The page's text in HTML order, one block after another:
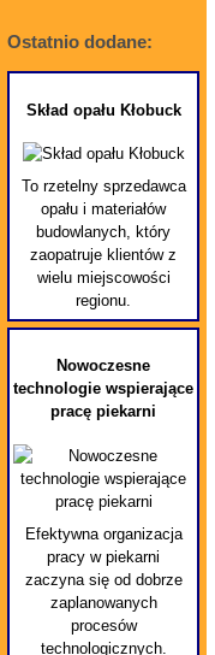
Ostatnio dodane:
Skład opału Kłobuck
To rzetelny sprzedawca
opału i materiałów
budowlanych, który
zaopatruje klientów z
wielu miejscowości
regionu.
Nowoczesne
technologie wspierające
pracę piekarni
Efektywna organizacja
pracy w piekarni
zaczyna się od dobrze
zaplanowanych
procesów
technologicznych.